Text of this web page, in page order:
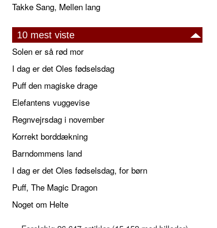
Takke Sang, Mellen lang
10 mest viste
Solen er så rød mor
I dag er det Oles fødselsdag
Puff den magiske drage
Elefantens vuggevise
Regnvejrsdag i november
Korrekt borddækning
Barndommens land
I dag er det Oles fødselsdag, for børn
Puff, The Magic Dragon
Noget om Helte